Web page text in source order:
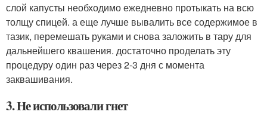
слой капусты необходимо ежедневно протыкать на всю
толщу спицей. а еще лучше вывалить все содержимое в
тазик, перемешать руками и снова заложить в тару для
дальнейшего квашения. достаточно проделать эту
процедуру один раз через 2-3 дня с момента
заквашивания.
3. Не использовали гнет